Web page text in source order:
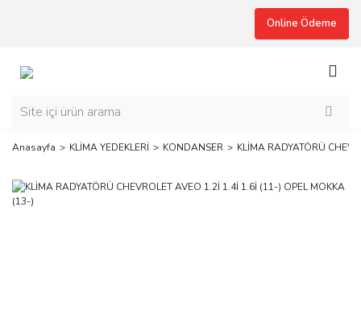
Online Ödeme
Anasayfa KLİMA YEDEKLERİ KONDANSER KLİMA RADYATÖRÜ